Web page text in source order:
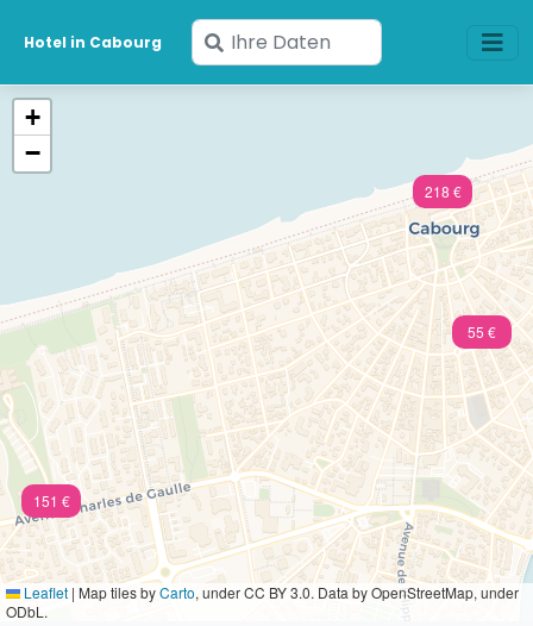
Hotel in Cabourg
Geben
Sie
218 €
55 €
151 €
+
−
Leaflet | Map tiles byCarto, under CC BY 3.0. Data by OpenStreetMap, under
ODbL.